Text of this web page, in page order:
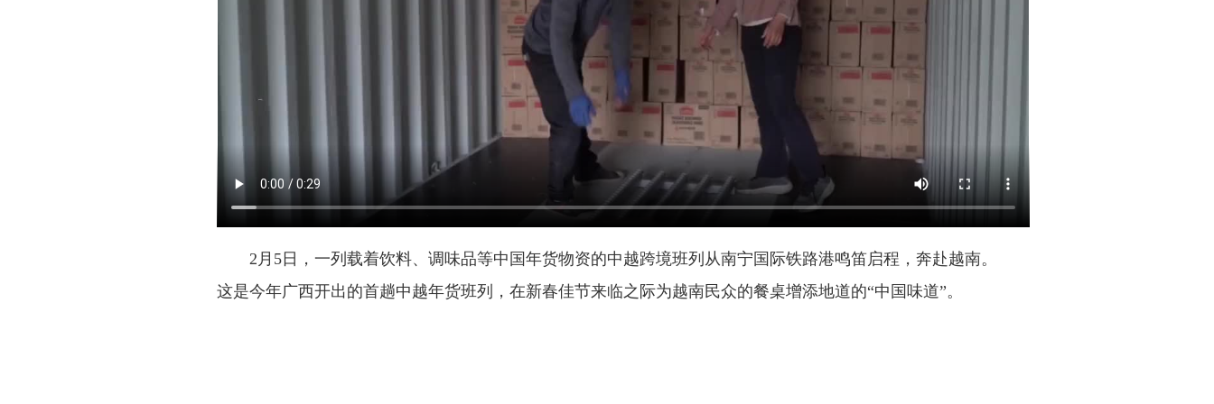
2月5日，一列载着饮料、调味品等中国年货物资的中越跨境班列从南宁国际铁路港鸣笛启程，奔赴越南。
这是今年广西开出的首趟中越年货班列，在新春佳节来临之际为越南民众的餐桌增添地道的“中国味道”。